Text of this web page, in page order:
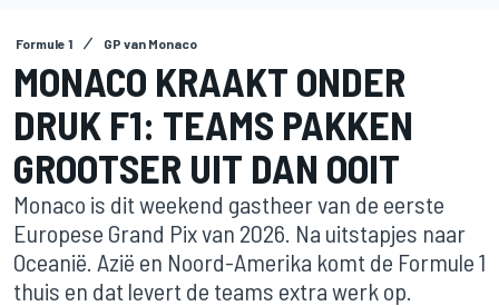
Formule 1 GP van Monaco
MONACO KRAAKT ONDER
DRUK F1: TEAMS PAKKEN
GROOTSER UIT DAN OOIT
Monaco is dit weekend gastheer van de eerste
Europese Grand Pix van 2026. Na uitstapjes naar
Oceanië. Azië en Noord-Amerika komt de Formule 1
thuis en dat levert de teams extra werk op.